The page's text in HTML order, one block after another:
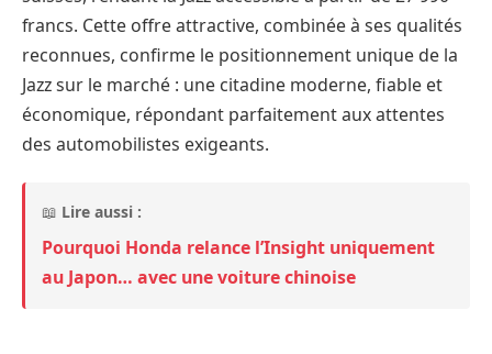
francs. Cette offre attractive, combinée à ses qualités
reconnues, confirme le positionnement unique de la
Jazz sur le marché : une citadine moderne, fiable et
économique, répondant parfaitement aux attentes
des automobilistes exigeants.
📖 Lire aussi :
Pourquoi Honda relance l’Insight uniquement
au Japon… avec une voiture chinoise